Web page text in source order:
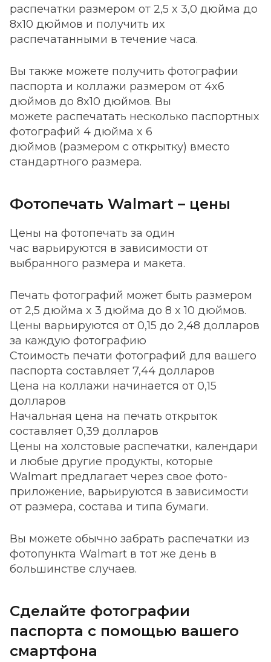
распечатки размером от 2,5 x 3,0 дюйма до
8x10 дюймов и получить их
распечатанными в течение часа.
Вы также можете получить фотографии
паспорта и коллажи размером от 4x6
дюймов до 8x10 дюймов. Вы
можете распечатать несколько паспортных
фотографий 4 дюйма x 6
дюймов (размером с открытку) вместо
стандартного размера.
Фотопечать Walmart – цены
Цены на фотопечать за один
час варьируются в зависимости от
выбранного размера и макета.
Печать фотографий может быть размером
от 2,5 дюйма x 3 дюйма до 8 x 10 дюймов.
Цены варьируются от 0,15 до 2,48 долларов
за каждую фотографию
Стоимость печати фотографий для вашего
паспорта составляет 7,44 долларов
Цена на коллажи начинается от 0,15
долларов
Начальная цена на печать открыток
составляет 0,39 долларов
Цены на холстовые распечатки, календари
и любые другие продукты, которые
Walmart предлагает через свое фото-
приложение, варьируются в зависимости
от размера, состава и типа бумаги.
Вы можете обычно забрать распечатки из
фотопункта Walmart в тот же день в
большинстве случаев.
Сделайте фотографии
паспорта с помощью вашего
смартфона